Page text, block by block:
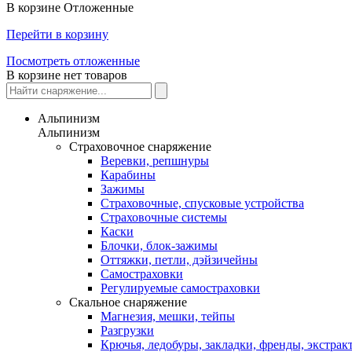
В корзине Отложенные
Перейти в корзину
Посмотреть отложенные
В корзине нет товаров
Альпинизм
Альпинизм
Страховочное снаряжение
Веревки, репшнуры
Карабины
Зажимы
Страховочные, спусковые устройства
Страховочные системы
Каски
Блочки, блок-зажимы
Оттяжки, петли, дэйзичейны
Самостраховки
Регулируемые самостраховки
Скальное снаряжение
Магнезия, мешки, тейпы
Разгрузки
Крючья, ледобуры, закладки, френды,